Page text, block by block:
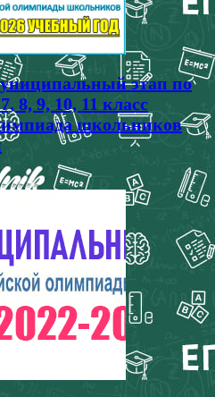
этап по
8, 9, 10, 11 класс
школьников